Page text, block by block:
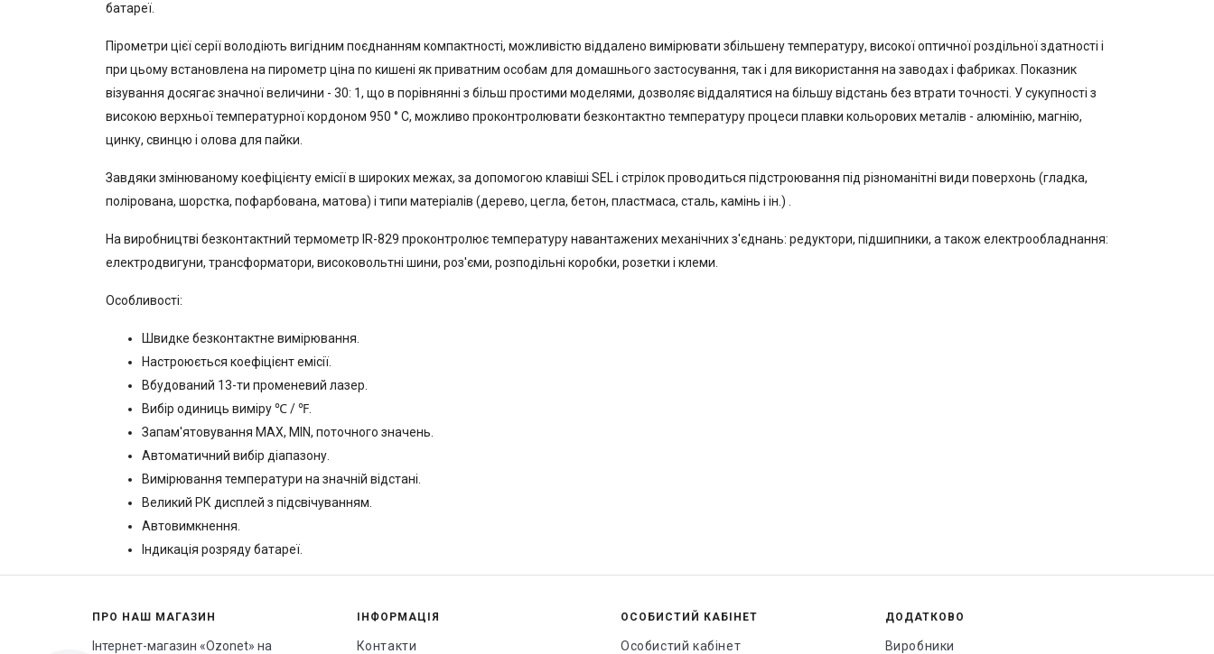
батареї.
Пірометри цієї серії володіють вигідним поєднанням компактності, можливістю віддалено вимірювати збільшену температуру, високої оптичної роздільної здатності і
при цьому встановлена ​​на пирометр ціна по кишені як приватним особам для домашнього застосування, так і для використання на заводах і фабриках. Показник
візування досягає значної величини - 30: 1, що в порівнянні з більш простими моделями, дозволяє віддалятися на більшу відстань без втрати точності. У сукупності з
високою верхньої температурної кордоном 950 ° С, можливо проконтролювати безконтактно температуру процеси плавки кольорових металів - алюмінію, магнію,
цинку, свинцю і олова для пайки.
Завдяки змінюваному коефіцієнту емісії в широких межах, за допомогою клавіші SEL і стрілок проводиться підстроювання під різноманітні види поверхонь (гладка,
полірована, шорстка, пофарбована, матова) і типи матеріалів (дерево, цегла, бетон, пластмаса, сталь, камінь і ін.) .
На виробництві безконтактний термометр IR-829 проконтролює температуру навантажених механічних з'єднань: редуктори, підшипники, а також електрообладнання:
електродвигуни, трансформатори, високовольтні шини, роз'єми, розподільні коробки, розетки і клеми.
Особливості:
Швидке безконтактне вимірювання.
Настроюється коефіцієнт емісії.
Вбудований 13-ти променевий лазер.
Вибір одиниць виміру ℃ / ℉.
Запам'ятовування MAX, MIN, поточного значень.
Автоматичний вибір діапазону.
Вимірювання температури на значній відстані.
Великий РК дисплей з підсвічуванням.
Автовимкнення.
Індикація розряду батареї.
ПРО НАШ МАГАЗИН
Інтернет-магазин «Ozonet» на
ІНФОРМАЦІЯ
Контакти
ОСОБИСТИЙ КАБІНЕТ
Особистий кабінет
ДОДАТКОВО
Виробники